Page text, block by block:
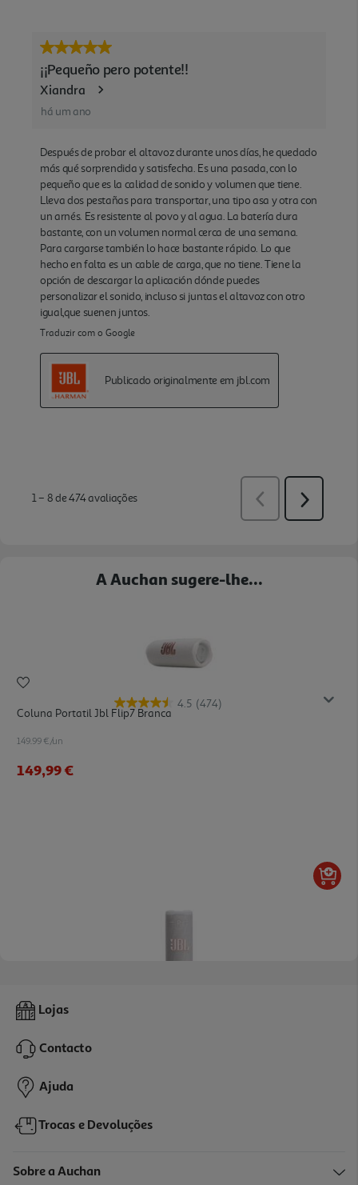
A Auchan sugere-lhe...
4.5 (474)
Coluna Portatil Jbl Flip7 Branca
149.99 €/un
149,99 €
Coluna Portatil Bt Jbl Grip Wht
99,99 €
Lojas
Contacto
Ajuda
Trocas e Devoluções
Sobre a Auchan